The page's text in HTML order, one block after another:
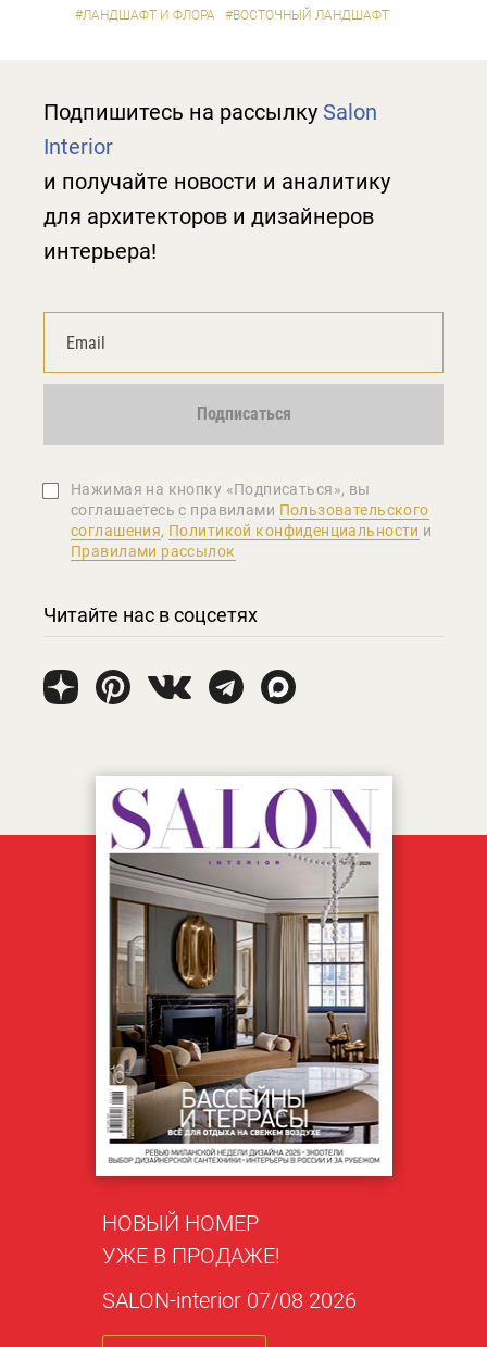
#ЛАНДШАФТ И ФЛОРА #ВОСТОЧНЫЙ ЛАНДШАФТ
Подпишитесь на рассылку Salon
Interior
и получайте новости и аналитику
для архитекторов и дизайнеров
интерьера!
Подписаться
Нажимая на кнопку «Подписаться», вы
соглашаетеcь с правилами Пользовательского
соглашения, Политикой конфиденциальности и
Правилами рассылок
Читайте нас в соцсетях
НОВЫЙ НОМЕР
УЖЕ В ПРОДАЖЕ!
SALON-interior 07/08 2026